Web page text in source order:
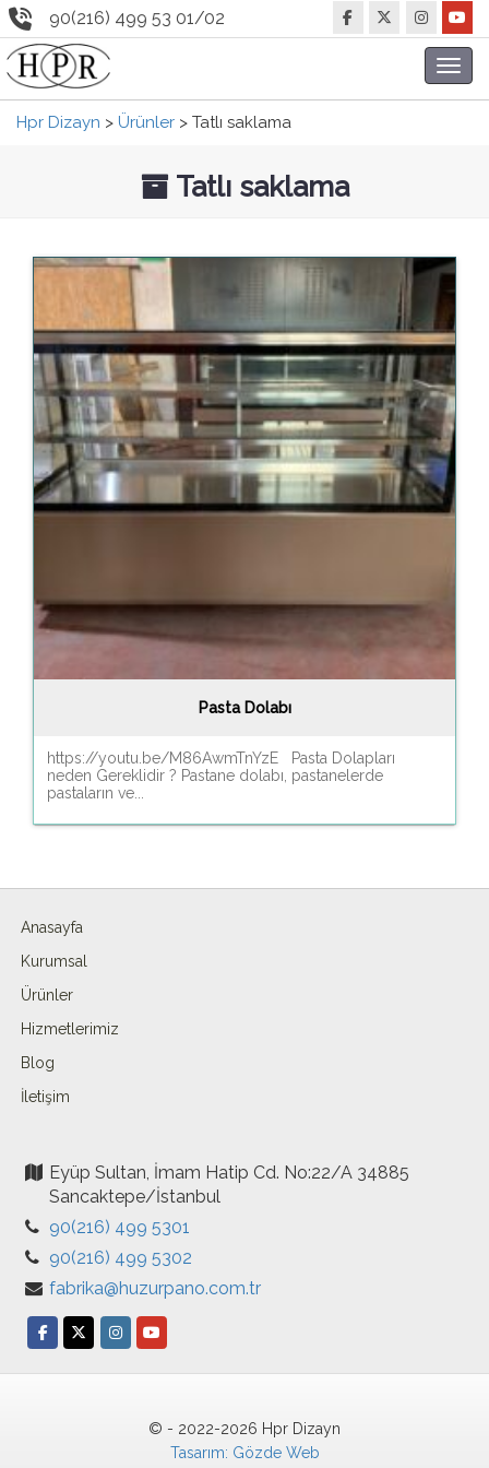
90(216) 499 53 01/02
Hpr Dizayn > Ürünler > Tatlı saklama
Tatlı saklama
Pasta Dolabı
https://youtu.be/M86AwmTnYzE Pasta Dolapları
neden Gereklidir ? Pastane dolabı, pastanelerde
pastaların ve...
Anasayfa
Kurumsal
Ürünler
Hizmetlerimiz
Blog
İletişim
Eyüp Sultan, İmam Hatip Cd. No:22/A 34885
Sancaktepe/İstanbul
90(216) 499 5301
90(216) 499 5302
fabrika@huzurpano.com.tr
© - 2022-2026 Hpr Dizayn
Tasarım: Gözde Web